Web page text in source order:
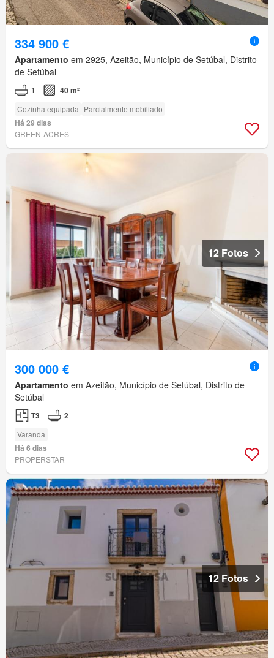
334 900 €
Apartamento em 2925, Azeitão, Município de Setúbal, Distrito
de Setúbal
1 40 m²
Cozinha equipada Parcialmente mobiliado
Há 29 dias
GREEN-ACRES
12 Fotos
300 000 €
Apartamento em Azeitão, Município de Setúbal, Distrito de
Setúbal
T3 2
Varanda
Há 6 dias
PROPERSTAR
12 Fotos